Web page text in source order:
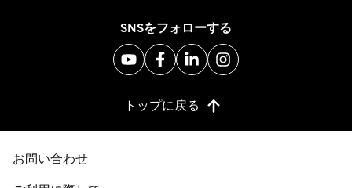
SNSをフォローする
トップに戻る
お問い合わせ